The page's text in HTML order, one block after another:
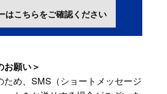
はこちらをご確認ください
お願い＞
ため、SMS（ショートメッセージ